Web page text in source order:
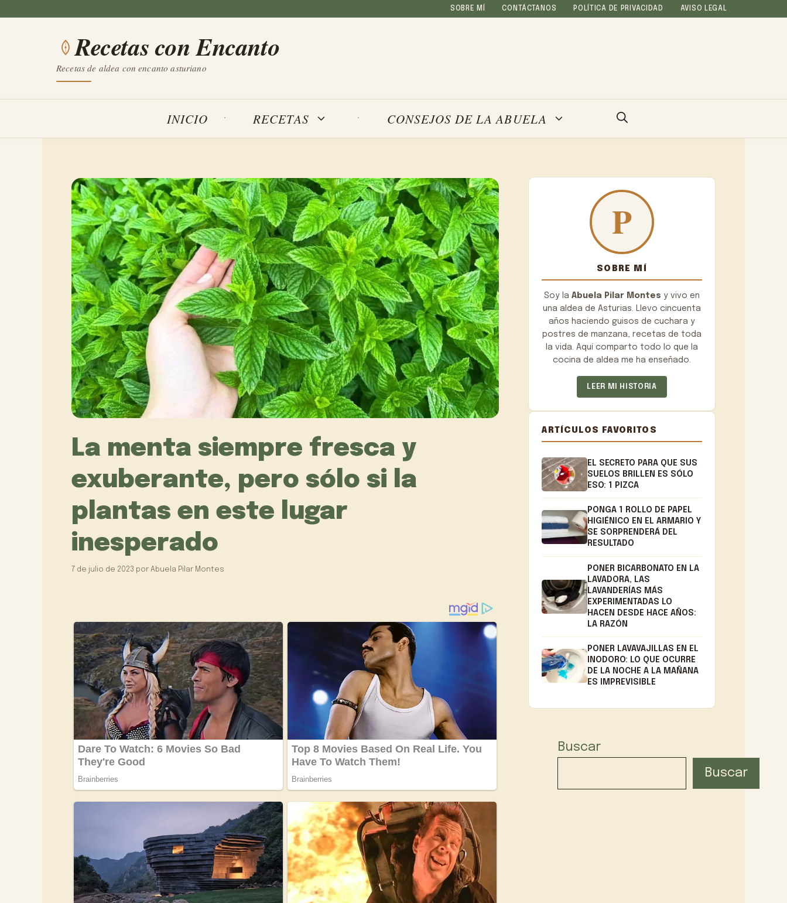
contenido
SOBRE MÍ CONTÁCTANOS POLÍTICA DE PRIVACIDAD AVISO LEGAL
Recetas con Encanto
Recetas de aldea con encanto asturiano
INICIO RECETAS CONSEJOS DE LA ABUELA
La menta siempre fresca y
exuberante, pero sólo si la
plantas en este lugar
inesperado
7 de julio de 2023 por Abuela Pilar Montes
SOBRE MÍ
Soy la Abuela Pilar Montes y vivo en
una aldea de Asturias. Llevo cincuenta
años haciendo guisos de cuchara y
postres de manzana, recetas de toda
la vida. Aquí comparto todo lo que la
cocina de aldea me ha enseñado.
LEER MI HISTORIA
ARTÍCULOS FAVORITOS
EL SECRETO PARA QUE SUS
SUELOS BRILLEN ES SÓLO
ESO: 1 PIZCA
PONGA 1 ROLLO DE PAPEL
HIGIÉNICO EN EL ARMARIO Y
SE SORPRENDERÁ DEL
RESULTADO
PONER BICARBONATO EN LA
LAVADORA, LAS
LAVANDERÍAS MÁS
EXPERIMENTADAS LO
HACEN DESDE HACE AÑOS:
LA RAZÓN
PONER LAVAVAJILLAS EN EL
INODORO: LO QUE OCURRE
DE LA NOCHE A LA MAÑANA
ES IMPREVISIBLE
Buscar
Buscar